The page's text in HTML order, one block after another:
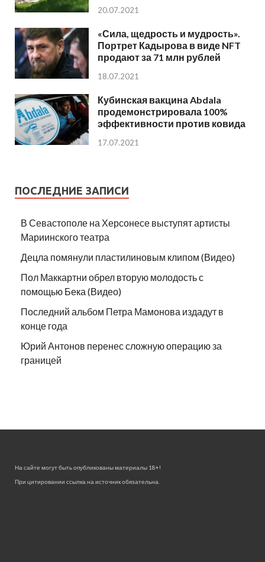
20.07.2021
«Сила, щедрость и мудрость».
Портрет Кадырова в виде NFT
продают за 71 млн рублей
18.07.2021
Кубинская вакцина Abdala
продемонстрировала 100%
эффективности против ковида
17.07.2021
ПОСЛЕДНИЕ ЗАПИСИ
В Севастополе на Херсонесе выступят артисты
Мариинского театра
Децла помянули пластилиновым клипом (Видео)
Пол Маккартни обрел вторую молодость с
помощью Бека (Видео)
Последний альбом Петра Мамонова издадут в
конце года
Юрий Антонов перенес сложную операцию за
границей
На сайте могут быть опубликованы материалы 18+!
При цитировании ссылка на источник обязательна.